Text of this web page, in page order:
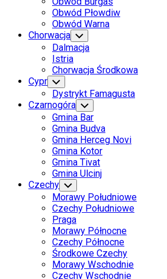
Menu
Obwód Płowdiw
Obwód Warna
Chorwacja Toggle
Child
Menu
Dalmacja
Istria
Chorwacja Środkowa
Cypr Toggle
Child
Menu
Dystrykt Famagusta
Czarnogóra Toggle
Child
Menu
Gmina Bar
Gmina Budva
Gmina Herceg Novi
Gmina Kotor
Gmina Tivat
Gmina Ulcinj
Czechy Toggle
Child
Menu
Morawy Południowe
Czechy Południowe
Praga
Morawy Północne
Czechy Północne
Środkowe Czechy
Morawy Wschodnie
Czechy Wschodnie